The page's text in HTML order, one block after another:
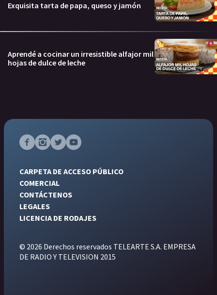
Exquisita tarta de papa, queso y jamón
Aprendé a cocinar un irresistible alfajor mil
hojas de dulce de leche
CARPETA DE ACCESO PÚBLICO
COMERCIAL
CONTÁCTENOS
LEGALES
LICENCIA DE RODAJES
© 2026 Derechos reservados TELEARTE S.A. EMPRESA
DE RADIO Y TELEVISION 2015